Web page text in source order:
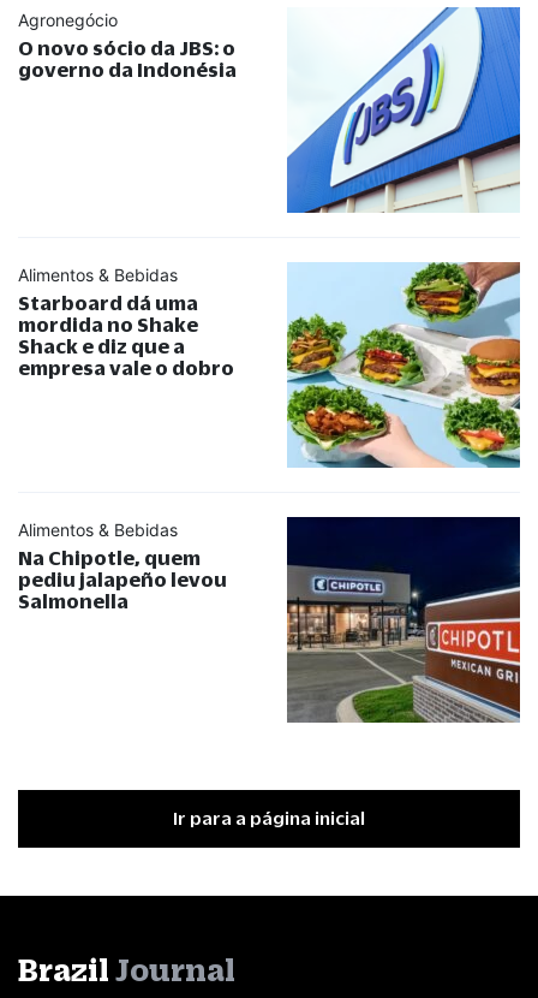
Agronegócio
O novo sócio da JBS: o
governo da Indonésia
Alimentos & Bebidas
Starboard dá uma
mordida no Shake
Shack e diz que a
empresa vale o dobro
Alimentos & Bebidas
Na Chipotle, quem
pediu jalapeño levou
Salmonella
Ir para a página inicial
Brazil Journal